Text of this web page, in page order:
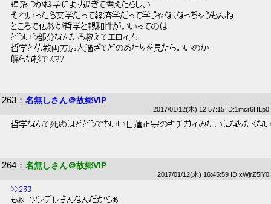
理系つか科学により過ぎて考えたらしい
それいったら文学だって経済学だって学じゃなくなっちゃうもんね
ところで仏教が哲学と親和性がいいってのは
どういう部分なんだろ教えてエロイ人
哲学と仏教両方広大過ぎてどのあたりを見たらいいのか
解らな杉でｽﾏｿ
263 ： 名無しさん＠故郷VIP
2017/01/12(木) 12:57:15 ID:1mcr6HLp0
哲学なんて死ぬほどどうでもいい日蓮正宗のキチガイみたいになりたくな
264 ： 名無しさん＠故郷VIP
2017/01/12(木) 16:45:59 ID:xWjrZ5lY0
>>263
もぉ　ツンデレさんなんだからぁ